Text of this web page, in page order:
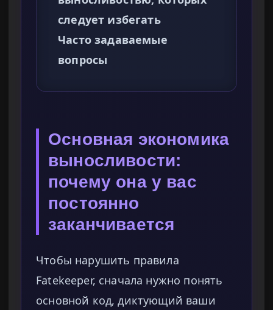
следует избегать
Часто задаваемые
вопросы
Основная экономика
выносливости:
почему она у вас
постоянно
заканчивается
Чтобы нарушить правила
Fatekeeper, сначала нужно понять
основной код, диктующий ваши